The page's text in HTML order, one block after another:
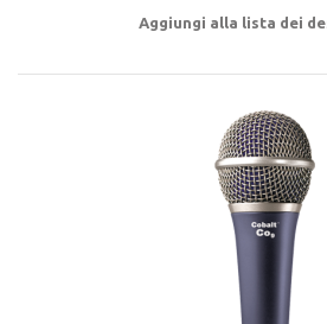
Aggiungi alla lista dei